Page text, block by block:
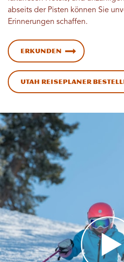
abseits der Pisten können Sie
Erinnerungen schaffen.
Erkunden
Utah Reiseplaner